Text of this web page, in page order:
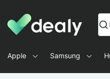
Dealy - Kotelot ja
Apple Samsung